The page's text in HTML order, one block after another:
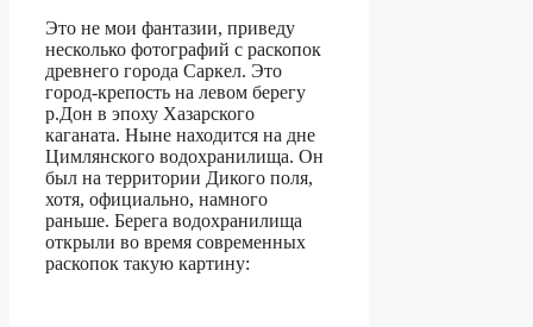
Это не мои фантазии, приведу
несколько фотографий с раскопок
древнего города Саркел. Это
город-крепость на левом берегу
р.Дон в эпоху Хазарского
каганата. Ныне находится на дне
Цимлянского водохранилища. Он
был на территории Дикого поля,
хотя, официально, намного
раньше. Берега водохранилища
открыли во время современных
раскопок такую картину: